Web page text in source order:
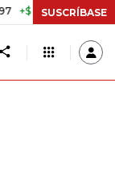
+2,19%
SUSCRÍBASE